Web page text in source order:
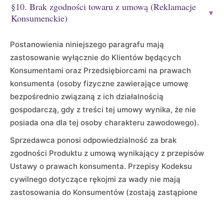
§10. Brak zgodności towaru z umową (Reklamacje
Konsumenckie)
▾
Postanowienia niniejszego paragrafu mają
zastosowanie wyłącznie do Klientów będących
Konsumentami oraz Przedsiębiorcami na prawach
konsumenta (osoby fizyczne zawierające umowę
bezpośrednio związaną z ich działalnością
gospodarczą, gdy z treści tej umowy wynika, że nie
posiada ona dla tej osoby charakteru zawodowego).
Sprzedawca ponosi odpowiedzialność za brak
zgodności Produktu z umową wynikający z przepisów
Ustawy o prawach konsumenta. Przepisy Kodeksu
cywilnego dotyczące rękojmi za wady nie mają
zastosowania do Konsumentów (zostają zastąpione